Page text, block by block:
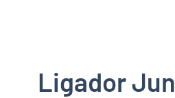
Ligador